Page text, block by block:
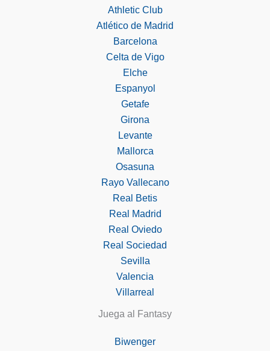
Athletic Club
Atlético de Madrid
Barcelona
Celta de Vigo
Elche
Espanyol
Getafe
Girona
Levante
Mallorca
Osasuna
Rayo Vallecano
Real Betis
Real Madrid
Real Oviedo
Real Sociedad
Sevilla
Valencia
Villarreal
Juega al Fantasy
Biwenger